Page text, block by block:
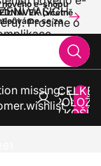
e-shopu
(včetně
se za
VAŠICH
Prosíme o
missing:
V
0